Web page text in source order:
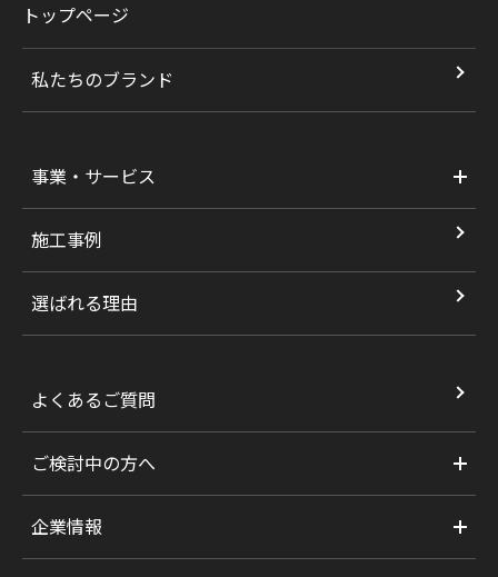
トップページ
私たちのブランド
事業・サービス
施工事例
選ばれる理由
よくあるご質問
ご検討中の方へ
企業情報